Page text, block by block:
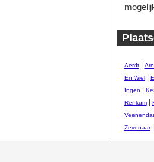
Aerdt|
En Wiel|
Ingen
Renkum|
Zevenaar|